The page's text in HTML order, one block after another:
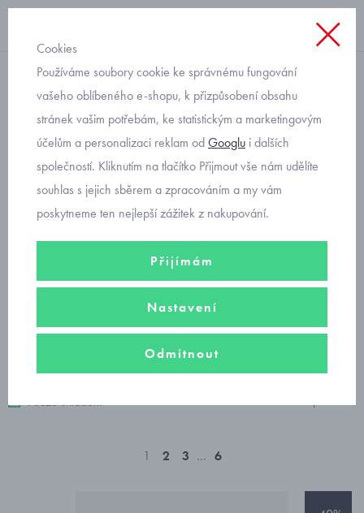
Kojenecké pro holčičky
dětské ve slevě
Šance získat skvělé kousky kvalitního kojeneckého oblečení pro
holčičky za příznivější ceny.
Filtry
Seřadit podle
Doporučujeme
Nejprodávanější
Od nejlevnějšího
Od nejdražšího
Pouze skladem
1 2 3 … 6
Cookies
Používáme soubory cookie ke správnému fungování
vašeho oblíbeného e-shopu, k přizpůsobení obsahu
stránek vašim potřebám, ke statistickým a marketingovým
účelům a personalizaci reklam odGooglu i dalších
společností. Kliknutím na tlačítko Přijmout vše nám udělíte
souhlas s jejich sběrem a zpracováním a my vám
poskytneme ten nejlepší zážitek z nakupování.
Přijímám
Nastavení
Odmítnout